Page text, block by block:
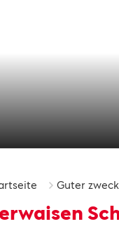
Guter zweck